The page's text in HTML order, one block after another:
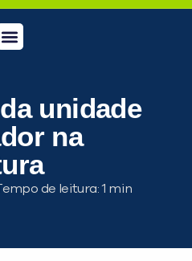
unidade
na
de leitura: